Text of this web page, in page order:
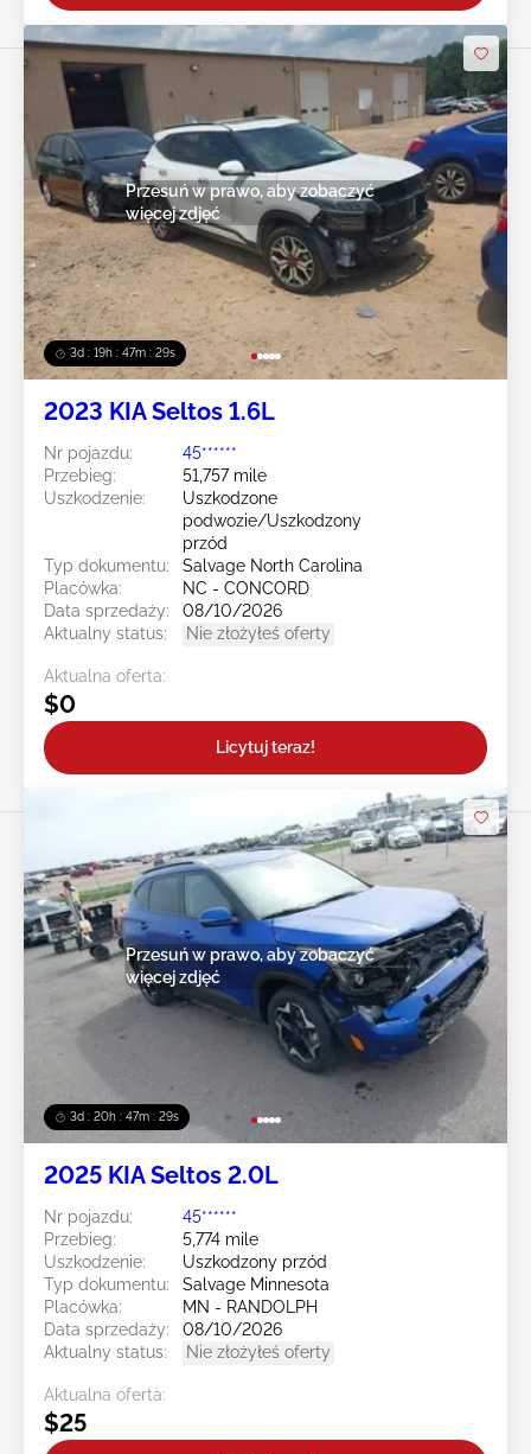
3d : 19h : 47m : 27s
Przesuń w prawo, aby zobaczyć
więcej zdjęć
2023 KIA Seltos 1.6L
Nr pojazdu:
45******
Przebieg:
51,757 mile
Uszkodzenie:
Uszkodzone
podwozie/Uszkodzony
przód
Typ dokumentu:
Salvage North Carolina
Placówka:
NC - CONCORD
Data sprzedaży:
08/10/2026
Aktualny status:
Nie złożyłeś oferty
Aktualna oferta:
$0
Licytuj teraz!
3d : 20h : 47m : 27s
Przesuń w prawo, aby zobaczyć
więcej zdjęć
2025 KIA Seltos 2.0L
Nr pojazdu:
45******
Przebieg:
5,774 mile
Uszkodzenie:
Uszkodzony przód
Typ dokumentu:
Salvage Minnesota
Placówka:
MN - RANDOLPH
Data sprzedaży:
08/10/2026
Aktualny status:
Nie złożyłeś oferty
Aktualna oferta:
$25